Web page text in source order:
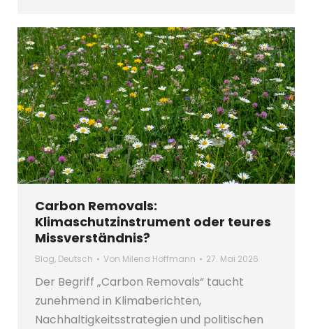
Carbon Removals:
Klimaschutzinstrument oder teures
Missverständnis?
Blog, Deutsch Von Milena Hoffmann 27. Mai 2026
Der Begriff „Carbon Removals“ taucht
zunehmend in Klimaberichten,
Nachhaltigkeitsstrategien und politischen